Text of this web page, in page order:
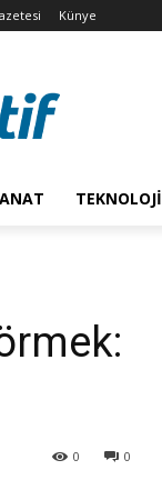
Künye
TEKNOLOJI
0
0